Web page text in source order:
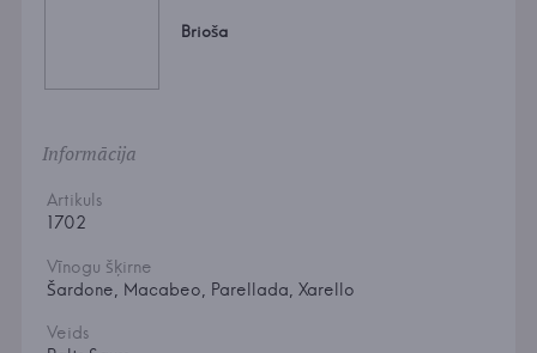
Brioša
Informācija
Artikuls
1702
Vīnogu šķirne
Šardone, Macabeo, Parellada, Xarello
Veids